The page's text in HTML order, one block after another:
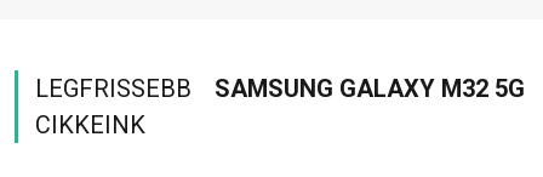
LEGFRISSEBB
SAMSUNG GALAXY M32 5G
CIKKEINK